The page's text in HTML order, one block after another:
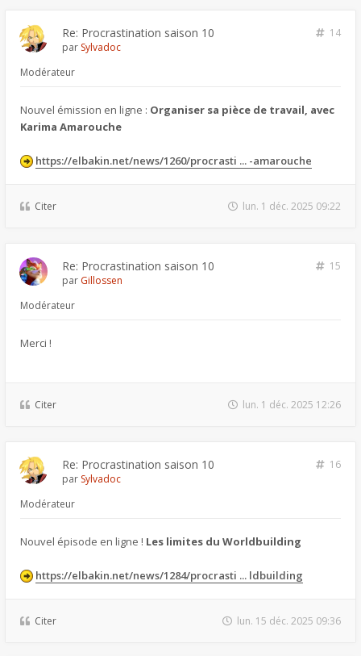
Re: Procrastination saison 10
14
par Sylvadoc
Modérateur
Nouvel émission en ligne : Organiser sa pièce de travail, avec
Karima Amarouche
https://elbakin.net/news/1260/procrasti ... -amarouche
Citer lun. 1 déc. 2025 09:22
Re: Procrastination saison 10
15
par Gillossen
Modérateur
Merci !
Citer lun. 1 déc. 2025 12:26
Re: Procrastination saison 10
16
par Sylvadoc
Modérateur
Nouvel épisode en ligne ! Les limites du Worldbuilding
https://elbakin.net/news/1284/procrasti ... ldbuilding
Citer lun. 15 déc. 2025 09:36